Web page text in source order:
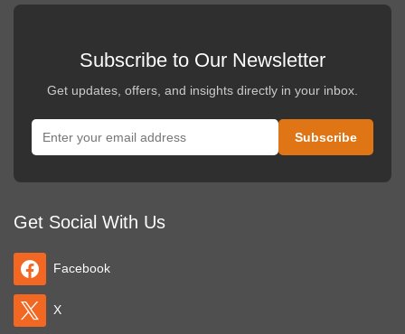
Subscribe to Our Newsletter
Get updates, offers, and insights directly in your inbox.
Get Social With Us
Facebook
X